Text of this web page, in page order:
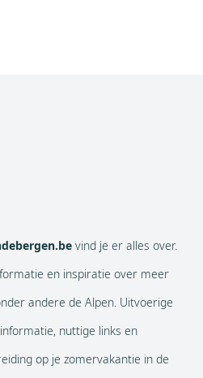
vind je er alles over.
en inspiratie over meer
andere de Alpen. Uitvoerige
nuttige links en
op je zomervakantie in de